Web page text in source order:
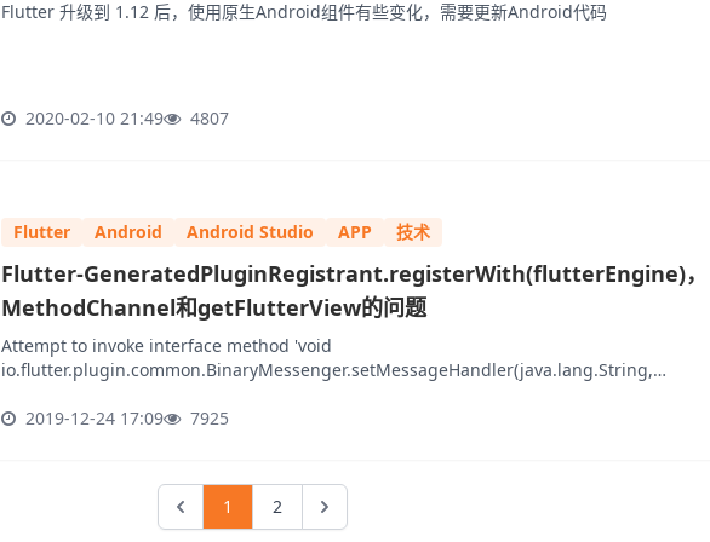
Flutter 升级到 1.12 后，使用原生Android组件有些变化，需要更新Android代码
2020-02-10 21:49 4807
Flutter Android Android Studio APP 技术
Flutter-GeneratedPluginRegistrant.registerWith(flutterEngine)，
MethodChannel和getFlutterView的问题
Attempt to invoke interface method 'void
io.flutter.plugin.common.BinaryMessenger.setMessageHandler(java.lang.String,
2019-12-24 17:09
7925
1 2